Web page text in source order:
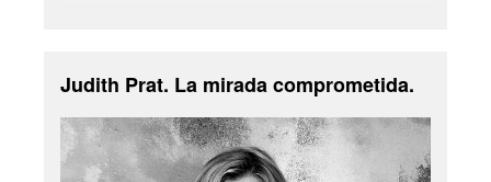
Judith Prat. La mirada comprometida.